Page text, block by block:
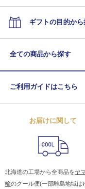
ギフトの目的から
全ての商品から探す
ご利用ガイドはこちら
お届けに関して
北海道の工場から全商品をヤ
輸のクール便(一部離島地域は